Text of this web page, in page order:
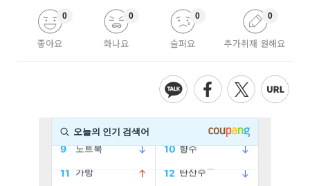
좋아요
0
화나요
0
슬퍼요
0
추가취재 원해요
0